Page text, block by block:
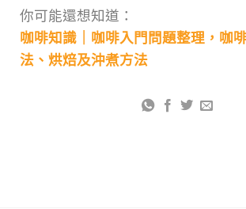
你可能還想知道：
咖啡知識｜咖啡入門問題整理，咖
法、烘焙及沖煮方法